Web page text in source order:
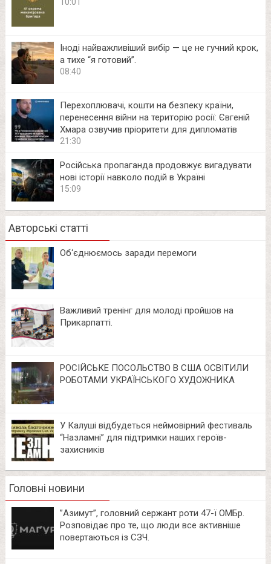
Іноді найважливіший вибір — це не гучний крок,
а тихе “я готовий”.
08:40
Перехоплювачі, кошти на безпеку країни,
перенесення війни на територію росії: Євгеній
Хмара озвучив пріоритети для дипломатів
21:30
Російська пропаганда продовжує вигадувати
нові історії навколо подій в Україні
15:09
Авторські статті
Об‘єднюємось заради перемоги
Важливий тренінг для молоді пройшов на
Прикарпатті.
РОСІЙСЬКЕ ПОСОЛЬСТВО В США ОСВІТИЛИ
РОБОТАМИ УКРАЇНСЬКОГО ХУДОЖНИКА
У Калуші відбудеться неймовірний фестиваль
“Назламні” для підтримки наших героїв-
захисників
Головні новини
⁨”Азимут”, головний сержант роти 47-ї ОМБр.
Розповідає про те, що люди все активніше
повертаються із СЗЧ.